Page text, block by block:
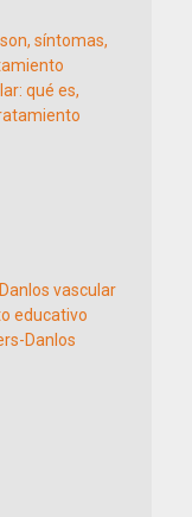
síntomas,
qué es,
vascular
educativo
Danlos